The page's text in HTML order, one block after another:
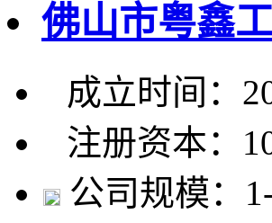
佛山市粤鑫
成立时间：
注册资本：
公司规模：